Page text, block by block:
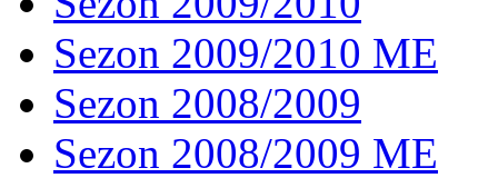
Sezon 2009/2010 ME
Sezon 2008/2009
Sezon 2008/2009 ME